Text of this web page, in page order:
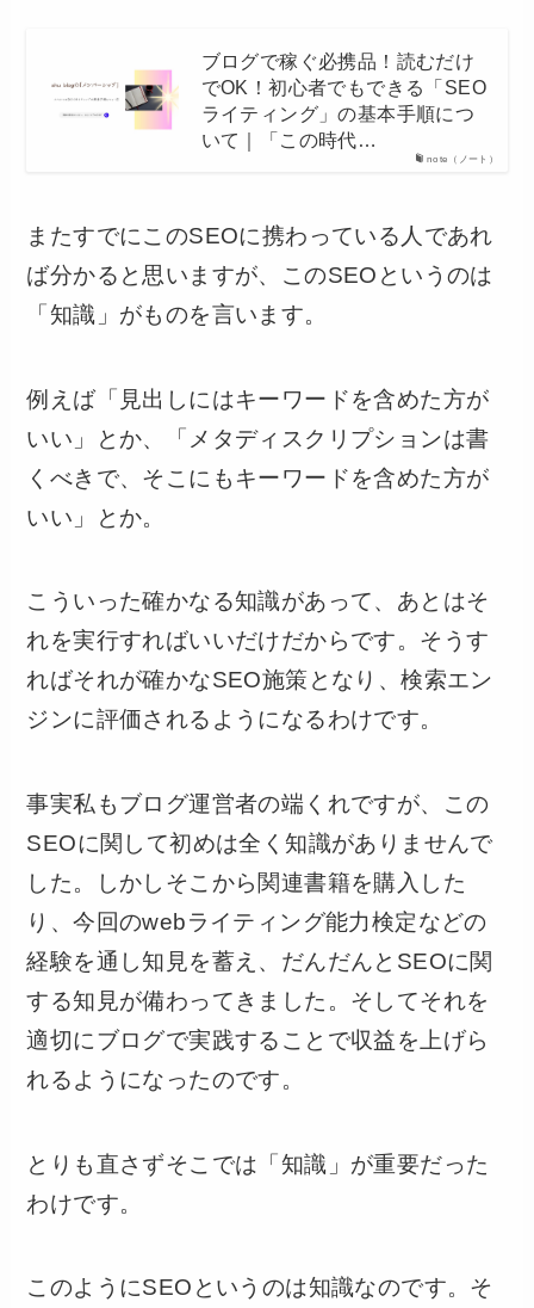
note（ノート）
ブログで稼ぐ必携品！読むだけ
でOK！初心者でもできる「SEO
ライティング」の基本手順につ
いて｜「この時代…
またすでにこのSEOに携わっている人であれ
ば分かると思いますが、このSEOというのは
「知識」がものを言います。
例えば「見出しにはキーワードを含めた方が
いい」とか、「メタディスクリプションは書
くべきで、そこにもキーワードを含めた方が
いい」とか。
こういった確かなる知識があって、あとはそ
れを実行すればいいだけだからです。そうす
ればそれが確かなSEO施策となり、検索エン
ジンに評価されるようになるわけです。
事実私もブログ運営者の端くれですが、この
SEOに関して初めは全く知識がありませんで
した。しかしそこから関連書籍を購入した
り、今回のwebライティング能力検定などの
経験を通し知見を蓄え、だんだんとSEOに関
する知見が備わってきました。そしてそれを
適切にブログで実践することで収益を上げら
れるようになったのです。
とりも直さずそこでは「知識」が重要だった
わけです。
このようにSEOというのは知識なのです。そ